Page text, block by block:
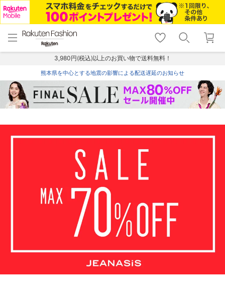
menu home
トップ
shopping_cart lock_outline
ログイン
3,980円(税込)以上のお買い物で送料無料！
熊本県を中心とする地震の影響による配送遅延のお知らせ